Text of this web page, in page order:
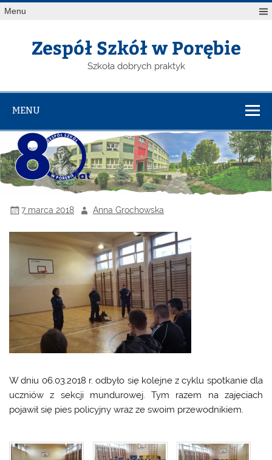
Menu
Zespół Szkół w Porębie
Szkoła dobrych praktyk
MENU
7 marca 2018 Anna Grochowska
W dniu 06.03.2018 r. odbyło się kolejne z cyklu spotkanie dla
uczniów z sekcji mundurowej. Tym razem na zajęciach
pojawił się pies policyjny wraz ze swoim przewodnikiem.